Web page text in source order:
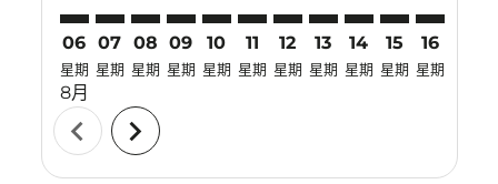
06
星期
8月
07
星期
08
星期
09
星期
10
星期
11
星期
12
星期
13
星期
14
星期
15
星期
16
星期
chevron_left chevron_right